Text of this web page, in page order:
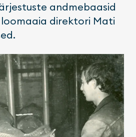
andmebaasid
direktori Mati